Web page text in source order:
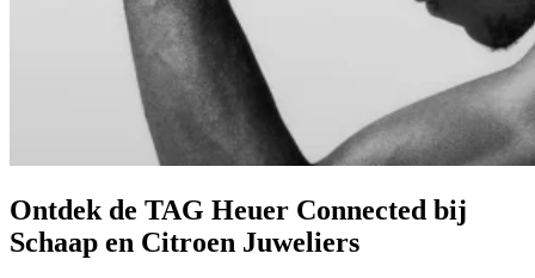
Ontdek de TAG Heuer Connected bij
Schaap en Citroen Juweliers